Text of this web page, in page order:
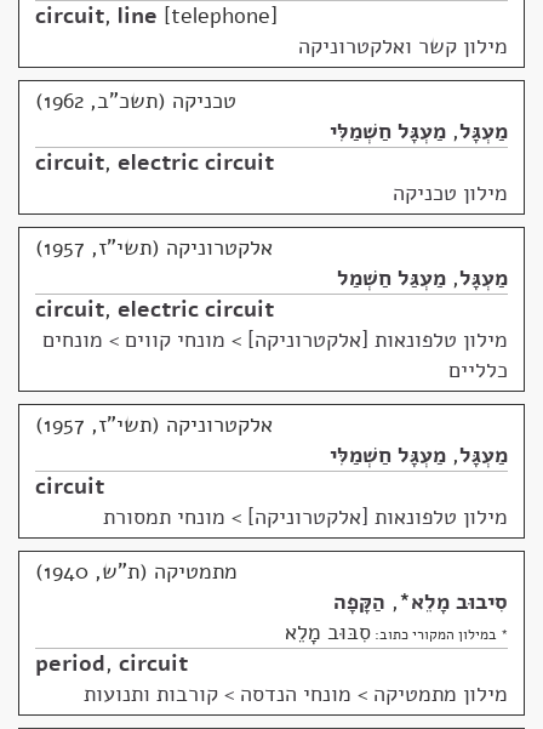
circuit, line telephone
מילון קשר ואלקטרוניקה
טכניקה (תשכ"ב, 1962)
מַעְגָּל, מַעְגָּל חַשְׁמַלִּי
circuit, electric circuit
מילון טכניקה
אלקטרוניקה (תשי"ז, 1957)
מַעְגָּל, מַעְגַּל חַשְׁמַל
circuit, electric circuit
מילון טלפונאות [אלקטרוניקה] > מונחי קווים > מונחים
כלליים
אלקטרוניקה (תשי"ז, 1957)
מַעְגָּל, מַעְגָּל חַשְׁמַלִּי
circuit
מילון טלפונאות [אלקטרוניקה] > מונחי תמסורת
מתמטיקה (ת"ש, 1940)
סִיבוּב מָלֵא*
, הַקָּפָה
* במילון המקורי כתוב: סִבּוּב מָלֵא
period, circuit
מילון מתמטיקה > מונחי הנדסה > קורבות ותנועות